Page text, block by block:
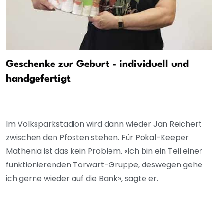
Geschenke zur Geburt - individuell und
handgefertigt
Im Volksparkstadion wird dann wieder Jan Reichert
zwischen den Pfosten stehen. Für Pokal-Keeper
Mathenia ist das kein Problem. «Ich bin ein Teil einer
funktionierenden Torwart-Gruppe, deswegen gehe
ich gerne wieder auf die Bank», sagte er.